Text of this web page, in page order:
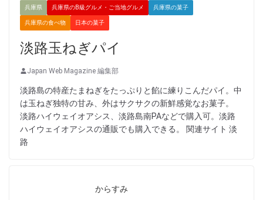
兵庫県 兵庫県のB級グルメ・ご当地グルメ 兵庫県の菓子
兵庫県の食べ物 日本の菓子
淡路玉ねぎパイ
Japan Web Magazine 編集部
淡路島の特産たまねぎをたっぷりと餡に練りこんだパイ。中
は玉ねぎ独特の甘み、外はサクサクの新鮮感覚なお菓子。
淡路ハイウェイオアシス、淡路島南PAなどで購入可。淡路
ハイウェイオアシスの通販でも購入できる。 関連サイト 淡
路
からすみ